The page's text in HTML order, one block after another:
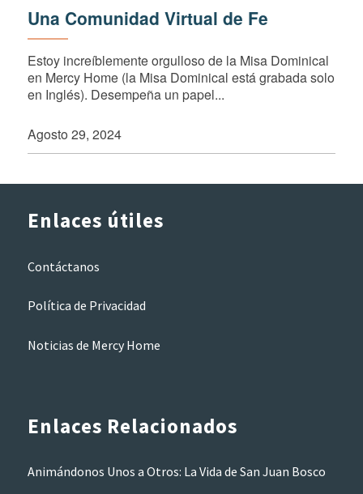
Una Comunidad Virtual de Fe
Estoy increíblemente orgulloso de la Misa Dominical
en Mercy Home (la Misa Dominical está grabada solo
en Inglés). Desempeña un papel...
Agosto 29, 2024
Enlaces útiles
Contáctanos
Política de Privacidad
Noticias de Mercy Home
Enlaces Relacionados
Animándonos Unos a Otros: La Vida de San Juan Bosco